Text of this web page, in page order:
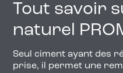
Tout savoir
naturel
Seul ciment ayant des
prise, il permet une